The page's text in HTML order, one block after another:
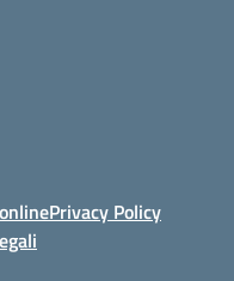
Privacy Policy